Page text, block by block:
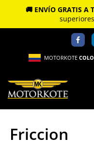
🚚 ENVÍO GRATIS A
MOTORKOTE
Friccion